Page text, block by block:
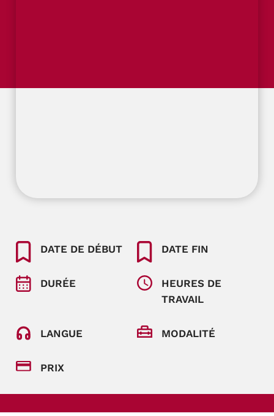
DATE DE DÉBUT DATE FIN
DURÉE
HEURES DE
TRAVAIL
LANGUE MODALITÉ
PRIX